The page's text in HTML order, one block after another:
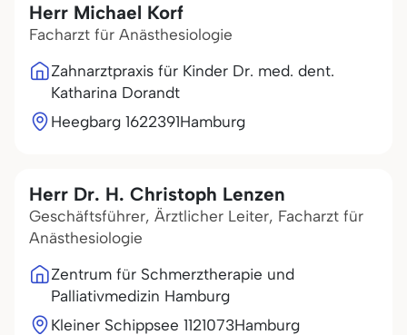
Herr Michael Korf
Facharzt für Anästhesiologie
Zahnarztpraxis für Kinder Dr. med. dent.
Katharina Dorandt
Heegbarg 1622391Hamburg
Herr Dr. H. Christoph Lenzen
Geschäftsführer, Ärztlicher Leiter, Facharzt für
Anästhesiologie
Zentrum für Schmerztherapie und
Palliativmedizin Hamburg
Kleiner Schippsee 1121073Hamburg